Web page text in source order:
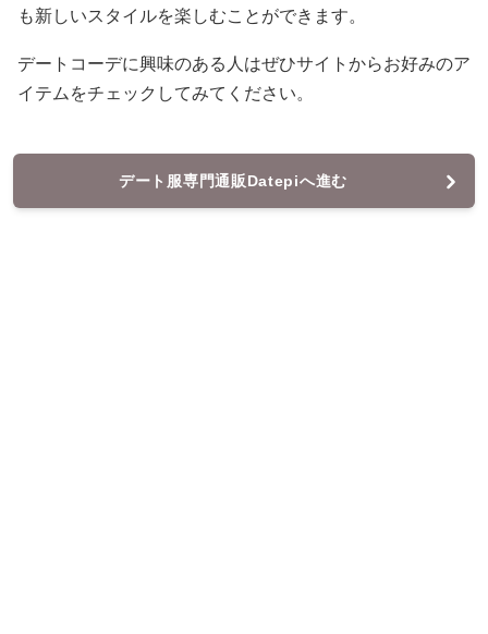
も新しいスタイルを楽しむことができます。
デートコーデに興味のある人はぜひサイトからお好みのア
イテムをチェックしてみてください。
デート服専門通販Datepiへ進む